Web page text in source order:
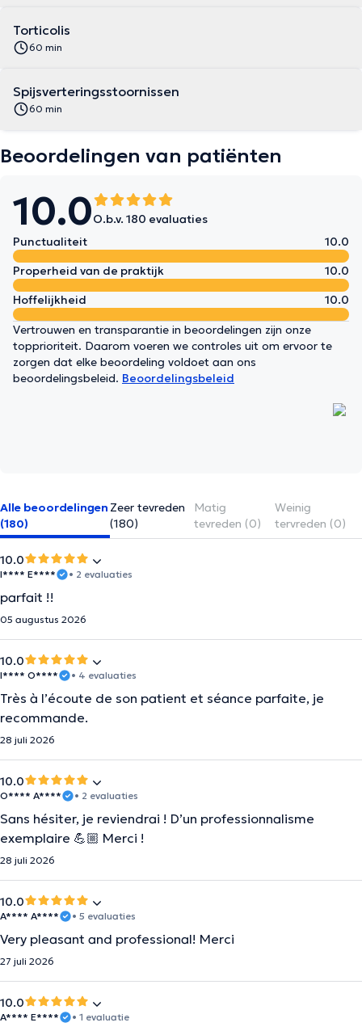
Torticolis
60 min
Spijsverteringsstoornissen
60 min
Beoordelingen van patiënten
10.0O.b.v. 180 evaluaties
Punctualiteit
10.0
Properheid van de praktijk
10.0
Hoffelijkheid
10.0
Vertrouwen en transparantie in beoordelingen zijn onze
topprioriteit. Daarom voeren we controles uit om ervoor te
zorgen dat elke beoordeling voldoet aan ons
beoordelingsbeleid. Beoordelingsbeleid
Alle beoordelingen
(180)
Zeer tevreden
(180)
Matig
tevreden (0)
Weinig
tervreden (0)
10.0
I**** E**** • 2 evaluaties
parfait !!
05 augustus 2026
10.0
I**** O**** • 4 evaluaties
Très à l’écoute de son patient et séance parfaite, je
recommande.
28 juli 2026
10.0
O**** A**** • 2 evaluaties
Sans hésiter, je reviendrai ! D’un professionnalisme
exemplaire 💪🏼 Merci !
28 juli 2026
10.0
A**** A**** • 5 evaluaties
Very pleasant and professional! Merci
27 juli 2026
10.0
A**** E**** • 1 evaluatie